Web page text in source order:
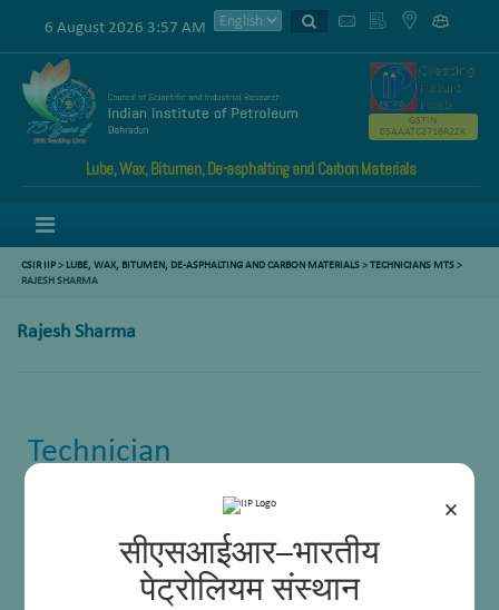
×
सीएसआईआर–भारतीय
पेट्रोलियम संस्थान
6 August 2026 3:57 AM
Lube, Wax, Bitumen, De-asphalting and Carbon Materials
GSTIN
05AAATC2716R2ZK
CSIR IIP> LUBE, WAX, BITUMEN, DE-ASPHALTING AND CARBON MATERIALS>TECHNICIANS MTS>
RAJESH SHARMA
Rajesh Sharma
Technician